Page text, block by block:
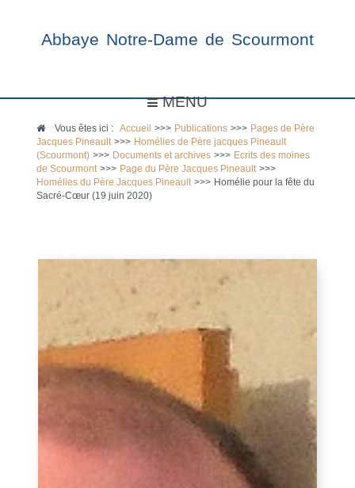
Abbaye Notre-Dame de Scourmont
MENU
Vous êtes ici :Accueil >>> Publications >>> Pages de Père
Jacques Pineault >>> Homélies de Père jacques Pineault
(Scourmont) >>> Documents et archives >>> Ecrits des moines
de Scourmont >>> Page du Père Jacques Pineault >>>
Homélies du Père Jacques Pineault >>> Homélie pour la fête du
Sacré-Cœur (19 juin 2020)